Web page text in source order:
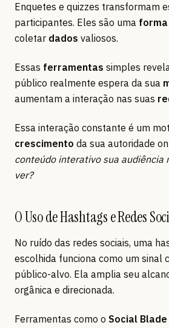
Enquetes e quizzes transformam
participantes. Eles são uma forma
coletar dados valiosos.
Essas ferramentas simples
público realmente espera da sua
aumentam a interação nas suas
Essa interação constante é um
crescimento da sua autoridade
conteúdo interativo sua audiência
ver?
O Uso de Hashtags e Redes
No ruído das redes sociais, uma
escolhida funciona como um sinal
público-alvo. Ela amplia seu
orgânica e direcionada.
Ferramentas como o Social Blade